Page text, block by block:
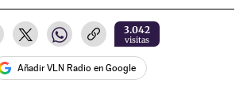
3.042
visitas
Añadir VLN Radio en Google